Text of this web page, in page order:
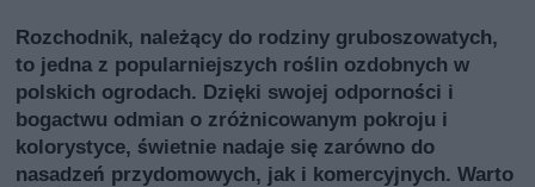
Rozchodnik, należący do rodziny gruboszowatych,
to jedna z popularniejszych roślin ozdobnych w
polskich ogrodach. Dzięki swojej odporności i
bogactwu odmian o zróżnicowanym pokroju i
kolorystyce, świetnie nadaje się zarówno do
nasadzeń przydomowych, jak i komercyjnych. Warto